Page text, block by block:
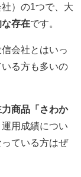
）の1つで、大
な存在です。
会社とはいっ
る方も多いの
商品「さわか
運用成績につい
ている方はぜ